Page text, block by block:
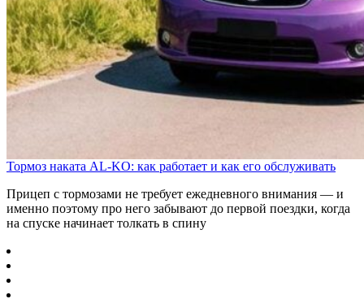
Тормоз наката AL-KO: как работает и как его обслуживать
Прицеп с тормозами не требует ежедневного внимания — и
именно поэтому про него забывают до первой поездки, когда
на спуске начинает толкать в спину